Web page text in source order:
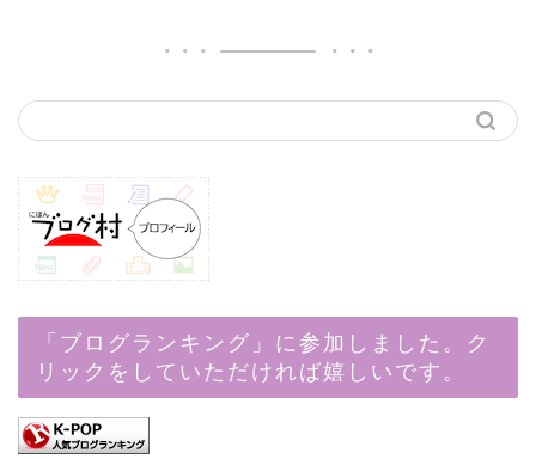
「ブログランキング」に参加しました。ク
リックをしていただければ嬉しいです。